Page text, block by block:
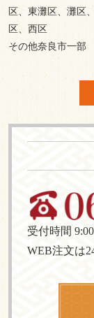
区、東灘区、灘区
区、西区
その他奈良市一部
受付時間
WEB注文は